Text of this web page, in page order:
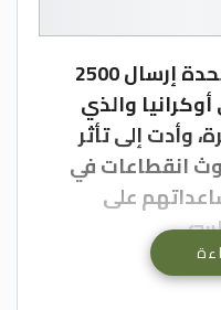
أعلنت الإمارات العربية المتحدة إرسال 2500
والذي
وأدت إلى تأثر
انقطاعات في
على
الدولي ريم
السبت، أن